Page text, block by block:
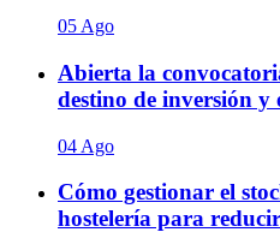
05 Ago
Abierta la
destino de inversión y
04 Ago
Cómo gestionar el
hostelería para